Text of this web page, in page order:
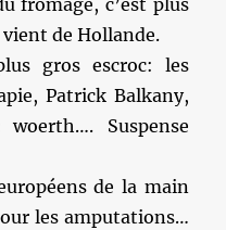
fromage, c’est plus
de Hollande.
gros escroc: les
Patrick Balkany,
Suspense
de la main
les amputations…